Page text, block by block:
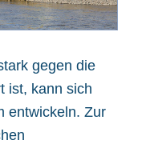
gegen die
ist, kann sich
entwickeln. Zur